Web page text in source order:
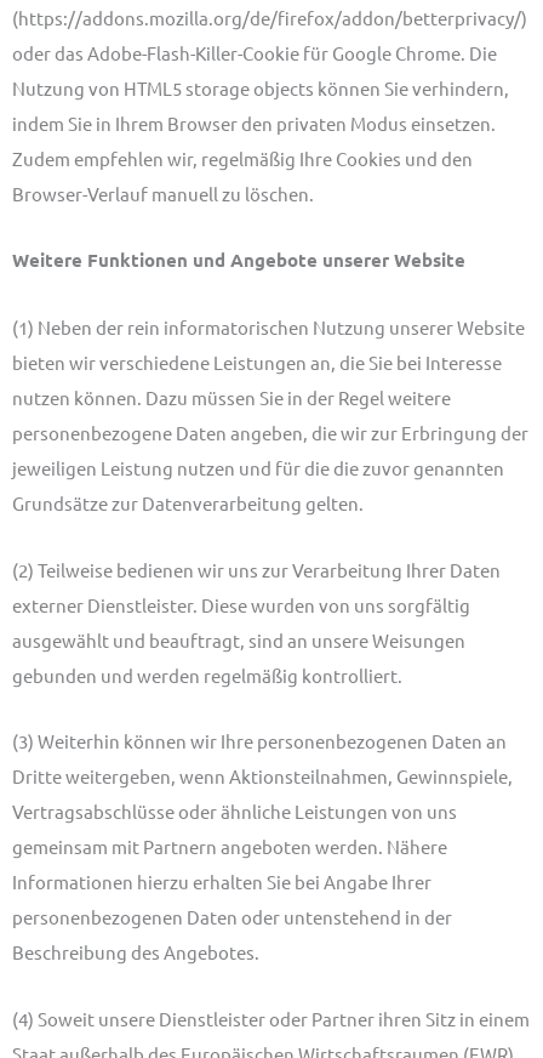
(https://addons.mozilla.org/de/firefox/addon/betterprivacy/)
oder das Adobe-Flash-Killer-Cookie für Google Chrome. Die
Nutzung von HTML5 storage objects können Sie verhindern,
indem Sie in Ihrem Browser den privaten Modus einsetzen.
Zudem empfehlen wir, regelmäßig Ihre Cookies und den
Browser-Verlauf manuell zu löschen.
Weitere Funktionen und Angebote unserer Website
(1) Neben der rein informatorischen Nutzung unserer Website
bieten wir verschiedene Leistungen an, die Sie bei Interesse
nutzen können. Dazu müssen Sie in der Regel weitere
personenbezogene Daten angeben, die wir zur Erbringung der
jeweiligen Leistung nutzen und für die die zuvor genannten
Grundsätze zur Datenverarbeitung gelten.
(2) Teilweise bedienen wir uns zur Verarbeitung Ihrer Daten
externer Dienstleister. Diese wurden von uns sorgfältig
ausgewählt und beauftragt, sind an unsere Weisungen
gebunden und werden regelmäßig kontrolliert.
(3) Weiterhin können wir Ihre personenbezogenen Daten an
Dritte weitergeben, wenn Aktionsteilnahmen, Gewinnspiele,
Vertragsabschlüsse oder ähnliche Leistungen von uns
gemeinsam mit Partnern angeboten werden. Nähere
Informationen hierzu erhalten Sie bei Angabe Ihrer
personenbezogenen Daten oder untenstehend in der
Beschreibung des Angebotes.
(4) Soweit unsere Dienstleister oder Partner ihren Sitz in einem
Staat außerhalb des Europäischen Wirtschaftsraumen (EWR)